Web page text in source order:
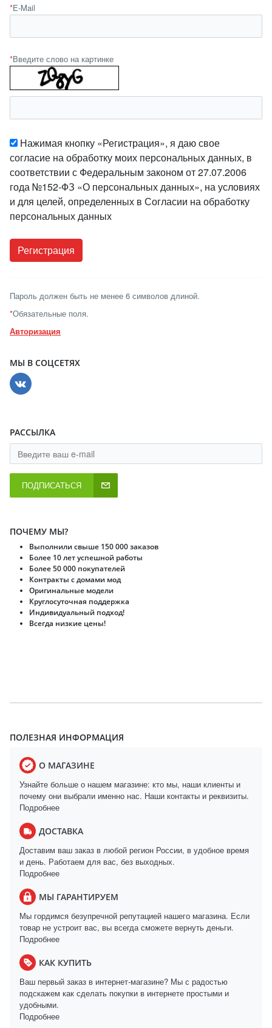
*E-Mail
*Введите слово на картинке
Нажимая кнопку «Регистрация», я даю свое
согласие на обработку моих персональных данных, в
соответствии с Федеральным законом от 27.07.2006
года №152-ФЗ «О персональных данных», на условиях
и для целей, определенных в Согласии на обработку
персональных данных
Пароль должен быть не менее 6 символов длиной.
*Обязательные поля.
Авторизация
МЫ В СОЦСЕТЯХ
РАССЫЛКА
ПОДПИСАТЬСЯ
ПОЧЕМУ МЫ?
Выполнили свыше 150 000 заказов
Более 10 лет успешной работы
Более 50 000 покупателей
Контракты с домами мод
Оригинальные модели
Круглосуточная поддержка
Индивидуальный подход!
Всегда низкие цены!
ПОЛЕЗНАЯ ИНФОРМАЦИЯ
О МАГАЗИНЕ
Узнайте больше о нашем магазине: кто мы, наши клиенты и
почему они выбрали именно нас. Наши контакты и реквизиты.
Подробнее
ДОСТАВКА
Доставим ваш заказ в любой регион России, в удобное время
и день. Работаем для вас, без выходных.
Подробнее
МЫ ГАРАНТИРУЕМ
Мы гордимся безупречной репутацией нашего магазина. Если
товар не устроит вас, вы всегда сможете вернуть деньги.
Подробнее
КАК КУПИТЬ
Ваш первый заказ в интернет-магазине? Мы с радостью
подскажем как сделать покупки в интернете простыми и
удобными.
Подробнее